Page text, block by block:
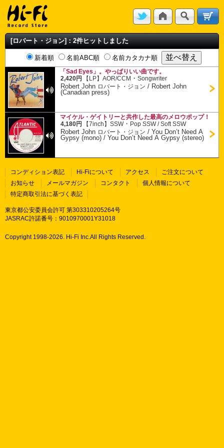
[ロバート・ジョン]：2件ヒットしました
新着順 名前ABC順 名前カタカナ順
「Sad Eyes」。やっぱりいい曲です。
2,420円
【LP】AOR/CCM ・Songwriter
Robert John ロバート・ジョン / Robert John
(Canadian press)
マイケル・ゲイトリーと共作した最高のメロウポップ！
4,180円
【7inch】SSW・ Pop SSW / Soft SSW
Robert John ロバート・ジョン /You Don’t Need A
Gypsy (mono) / You Don’t Need A Gypsy (stereo)
コンディション表記 Hi-Fiについて アクセス
ご注文について
お知らせ
メールマガジン コンタクト
個人情報について
特定商取引法に基づく表記
東京都公安委員会許可 第303310205264号
JASRAC許諾番号：9010970001Y31018
Copyright 1998-2026. Hi-Fi Inc.All Rights Reserved.